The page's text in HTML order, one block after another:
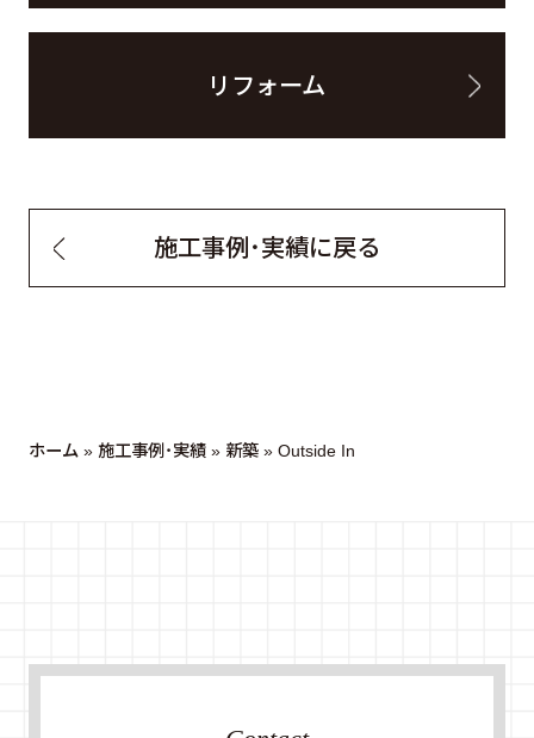
リフォーム
施工事例・実績に戻る
ホーム» 施工事例・実績» 新築» Outside In